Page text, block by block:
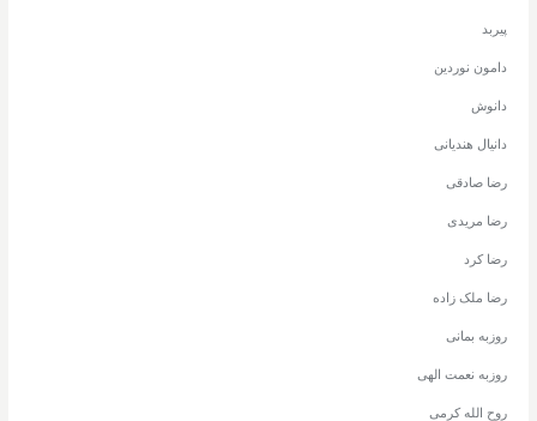
پیربد
دامون نوردین
دانوش
دانیال هندیانی
رضا صادقی
رضا مریدی
رضا کرد
رضا ملک زاده
روزبه بمانی
روزبه نعمت الهی
روح الله کرمی